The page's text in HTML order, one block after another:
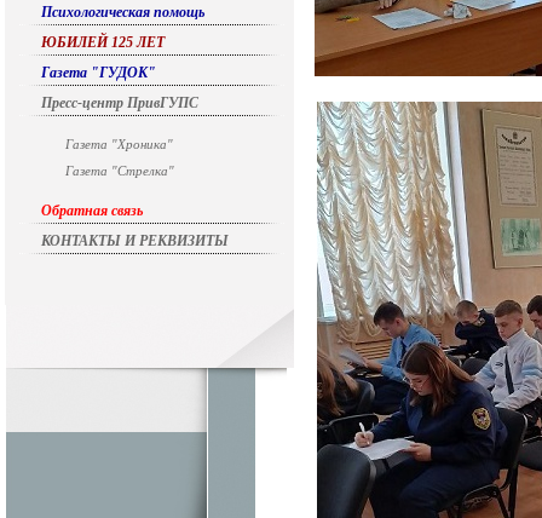
Психологическая помощь
ЮБИЛЕЙ 125 ЛЕТ
Газета "ГУДОК"
Пресс-центр ПривГУПС
Газета "Хроника"
Газета "Стрелка"
Обратная связь
КОНТАКТЫ И РЕКВИЗИТЫ